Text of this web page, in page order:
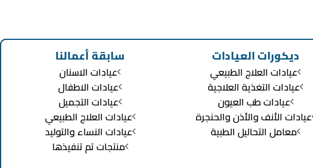
ديكورات العيادات
عيادات العلاج الطبيعي
عيادات التغذية العلاجية
عيادات طب العيون
عيادات الأنف والأذن والحنجرة
معامل التحاليل الطبية
سابقة أعمالنا
عيادات الاسنان
عيادات الاطفال
عيادات التجميل
عيادات العلاج الطبيعي
عيادات النساء والتوليد
منتجات تم تنفيذها